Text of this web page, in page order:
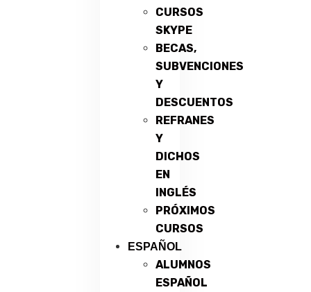
CURSOS
SKYPE
BECAS,
SUBVENCIONES
Y
DESCUENTOS
REFRANES
Y
DICHOS
EN
INGLÉS
PRÓXIMOS
CURSOS
ESPAÑOL
ALUMNOS
ESPAÑOL